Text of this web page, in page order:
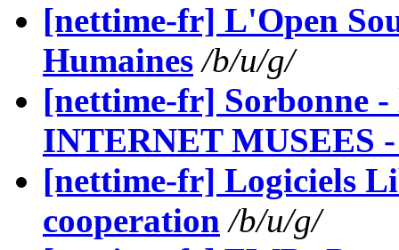
[nettime-fr] L'Open
Humaines /b/u/g/
[nettime-fr] Sorbonne
INTERNET MUSEES -
[nettime-fr] Logiciels
cooperation /b/u/g/